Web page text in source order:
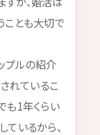
ことも大切で
プルの紹介
れているこ
も1年くらい
ているから、